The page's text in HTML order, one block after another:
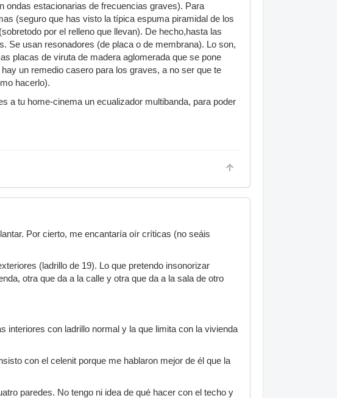
ondas estacionarias de frecuencias graves). Para
(seguro que has visto la típica espuma piramidal de los
por el relleno que llevan). De hecho,hasta las
Se usan resonadores (de placa o de membrana). Lo son,
placas de viruta de madera aglomerada que se pone
un remedio casero para los graves, a no ser que te
hacerlo).
a tu home-cinema un ecualizador multibanda, para poder
Por cierto, me encantaría oír críticas (no seáis
(ladrillo de 19). Lo que pretendo insonorizar
otra que da a la calle y otra que da a la sala de otro
interiores con ladrillo normal y la que limita con la vivienda
con el celenit porque me hablaron mejor de él que la
paredes. No tengo ni idea de qué hacer con el techo y